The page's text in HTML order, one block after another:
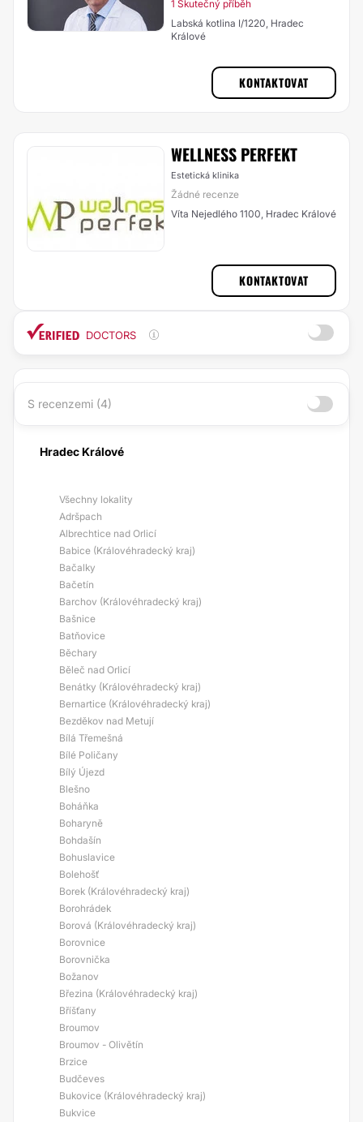
1 Skutečný příběh
Labská kotlina I/1220, Hradec
Králové
KONTAKTOVAT
WELLNESS PERFEKT
Estetická klinika
Žádné recenze
Víta Nejedlého 1100, Hradec Králové
KONTAKTOVAT
DOCTORS
S recenzemi (4)
Hradec Králové
Všechny lokality
Adršpach
Albrechtice nad Orlicí
Babice (Královéhradecký kraj)
Bačalky
Bačetín
Barchov (Královéhradecký kraj)
Bašnice
Batňovice
Běchary
Běleč nad Orlicí
Benátky (Královéhradecký kraj)
Bernartice (Královéhradecký kraj)
Bezděkov nad Metují
Bílá Třemešná
Bílé Poličany
Bílý Újezd
Blešno
Boháňka
Boharyně
Bohdašín
Bohuslavice
Bolehošť
Borek (Královéhradecký kraj)
Borohrádek
Borová (Královéhradecký kraj)
Borovnice
Borovnička
Božanov
Březina (Královéhradecký kraj)
Bříšťany
Broumov
Broumov - Olivětín
Brzice
Budčeves
Bukovice (Královéhradecký kraj)
Bukvice